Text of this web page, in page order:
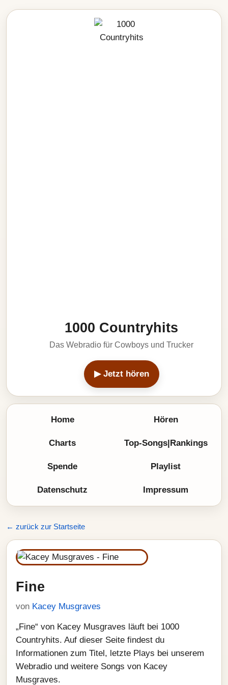
1000 Countryhits
Das Webradio für Cowboys und Trucker
▶ Jetzt hören
Home Hören
Charts Top-Songs|Rankings
Spende Playlist
Datenschutz Impressum
← zurück zur Startseite
Fine
von Kacey Musgraves
„Fine“ von Kacey Musgraves läuft bei 1000
Countryhits. Auf dieser Seite findest du
Informationen zum Titel, letzte Plays bei unserem
Webradio und weitere Songs von Kacey
Musgraves.